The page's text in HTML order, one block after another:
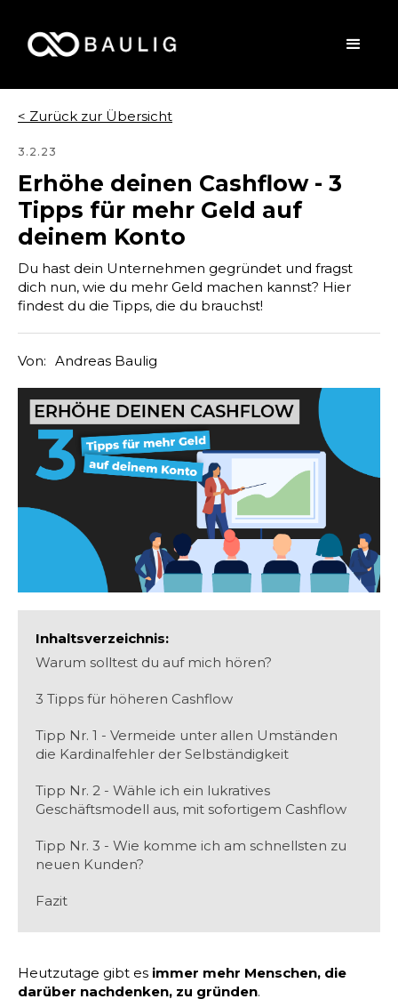
< Zurück zur Übersicht
3.2.23
Erhöhe deinen Cashflow - 3
Tipps für mehr Geld auf
deinem Konto
Du hast dein Unternehmen gegründet und fragst
dich nun, wie du mehr Geld machen kannst? Hier
findest du die Tipps, die du brauchst!
Von: Andreas Baulig
Inhaltsverzeichnis:
Warum solltest du auf mich hören?
3 Tipps für höheren Cashflow
Tipp Nr. 1 - Vermeide unter allen Umständen
die Kardinalfehler der Selbständigkeit
Tipp Nr. 2 - Wähle ich ein lukratives
Geschäftsmodell aus, mit sofortigem Cashflow
Tipp Nr. 3 - Wie komme ich am schnellsten zu
neuen Kunden?
Fazit
Heutzutage gibt es immer mehr Menschen, die
darüber nachdenken, zu gründen.